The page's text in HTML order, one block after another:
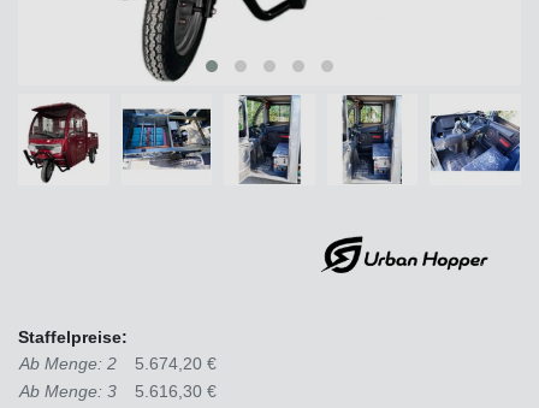
Staffelpreise:
Ab Menge: 2
5.674,20 €
Ab Menge: 3
5.616,30 €